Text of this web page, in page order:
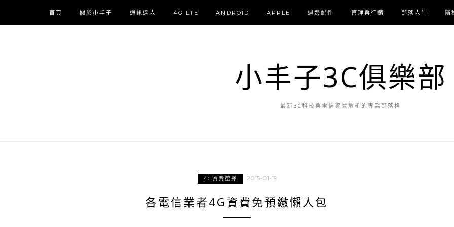
首頁 關於小丰子 通訊達人 4G LTE ANDROID APPLE 週邊配件 管理與行銷 部落人生 隱
小丰子3C俱樂部
最新3C科技與電信資費解析的專業部落格
4G資費選擇 2015-01-19
各電信業者4G資費免預繳懶人包